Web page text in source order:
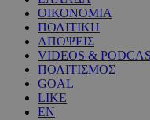
ΟΙΚΟΝΟΜΙΑ
ΠΟΛΙΤΙΚΗ
ΑΠΟΨΕΙΣ
VIDEOS &
ΠΟΛΙΤΙΣΜΟΣ
GOAL
LIKE
EN